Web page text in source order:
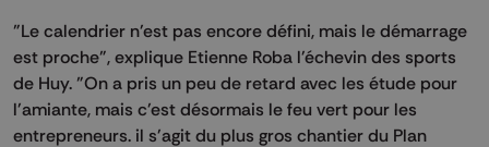
"Le calendrier n'est pas encore défini, mais le démarrage
est proche", explique Etienne Roba l'échevin des sports
de Huy. "On a pris un peu de retard avec les étude pour
l'amiante, mais c'est désormais le feu vert pour les
entrepreneurs. il s'agit du plus gros chantier du Plan